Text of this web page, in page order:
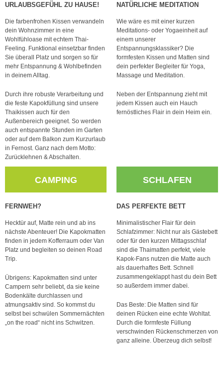
URLAUBSGEFÜHL ZU HAUSE!
Die farbenfrohen Kissen verwandeln
dein Wohnzimmer in eine
Wohlfühloase mit echtem Thai-
Feeling. Funktional einsetzbar finden
Sie überall Platz und sorgen so für
mehr Entspannung & Wohlbefinden
in deinem Alltag.
Durch ihre robuste Verarbeitung und
die feste Kapokfüllung sind unsere
Thaikissen auch für den
Außenbereich geeignet. So werden
auch entspannte Stunden im Garten
oder auf dem Balkon zum Kurzurlaub
in Fernost. Ganz nach dem Motto:
Zurücklehnen & Abschalten.
NATÜRLICHE MEDITATION
Wie wäre es mit einer kurzen
Meditations- oder Yogaeinheit auf
einem unserer
Entspannungsklassiker? Die
formfesten Kissen und Matten sind
dein perfekter Begleiter für Yoga,
Massage und Meditation.
Neben der Entspannung zieht mit
jedem Kissen auch ein Hauch
fernöstliches Flair in dein Heim ein.
CAMPING
FERNWEH?
Hecktür auf, Matte rein und ab ins
nächste Abenteuer! Die Kapokmatten
finden in jedem Kofferraum oder Van
Platz und begleiten so deinen Road
Trip.
Übrigens: Kapokmatten sind unter
Campern sehr beliebt, da sie keine
Bodenkälte durchlassen und
atmungsaktiv sind. So kommst du
selbst bei schwülen Sommernächten
„on the road“ nicht ins Schwitzen.
SCHLAFEN
DAS PERFEKTE BETT
Minimalistischer Flair für dein
Schlafzimmer: Nicht nur als Gästebett
oder für den kurzen Mittagsschlaf
sind die Thaimatten perfekt, viele
Kapok-Fans nutzen die Matte auch
als dauerhaftes Bett. Schnell
zusammengeklappt hast du dein Bett
so außerdem immer dabei.
Das Beste: Die Matten sind für
deinen Rücken eine echte Wohltat.
Durch die formfeste Füllung
verschwinden Rückenschmerzen von
ganz alleine. Überzeug dich selbst!